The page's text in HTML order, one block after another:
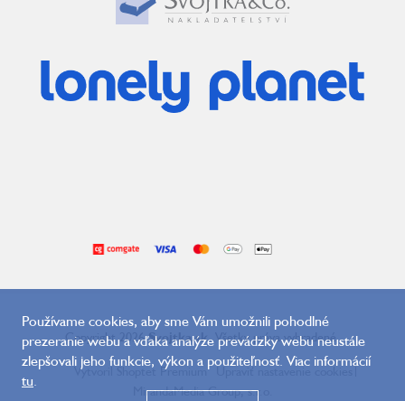
Používame cookies, aby sme Vám umožnili pohodlné
prezeranie webu a vďaka analýze prevádzky webu neustále
zlepšovali jeho funkcie, výkon a použiteľnosť. Viac informácií
tu.
Copyright 2026Svojtka.sk. Všetky práva vyhradené.
Vytvoril Shoptet Premium Upraviť nastavenie cookies|
MirandaMedia Group, s.r.o.